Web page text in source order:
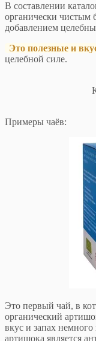
В составлении
органически чистым
добавлением
Это полезные и
целебной силе.
Примеры чаёв:
Это первый чай, в
органический
вкус и запах
артишока является